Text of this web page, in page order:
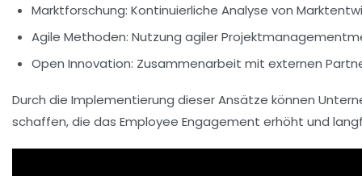
Marktforschung: Kontinuierliche Analyse von
Agile Methoden: Nutzung agiler
Open Innovation: Zusammenarbeit mit externen
Durch die Implementierung dieser Ansätze können
schaffen, die das Employee Engagement erhöht und